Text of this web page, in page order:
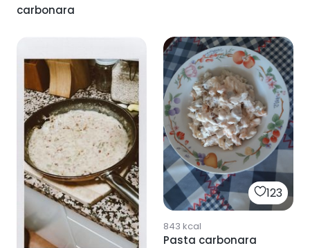
carbonara
123
843 kcal
Pasta carbonara